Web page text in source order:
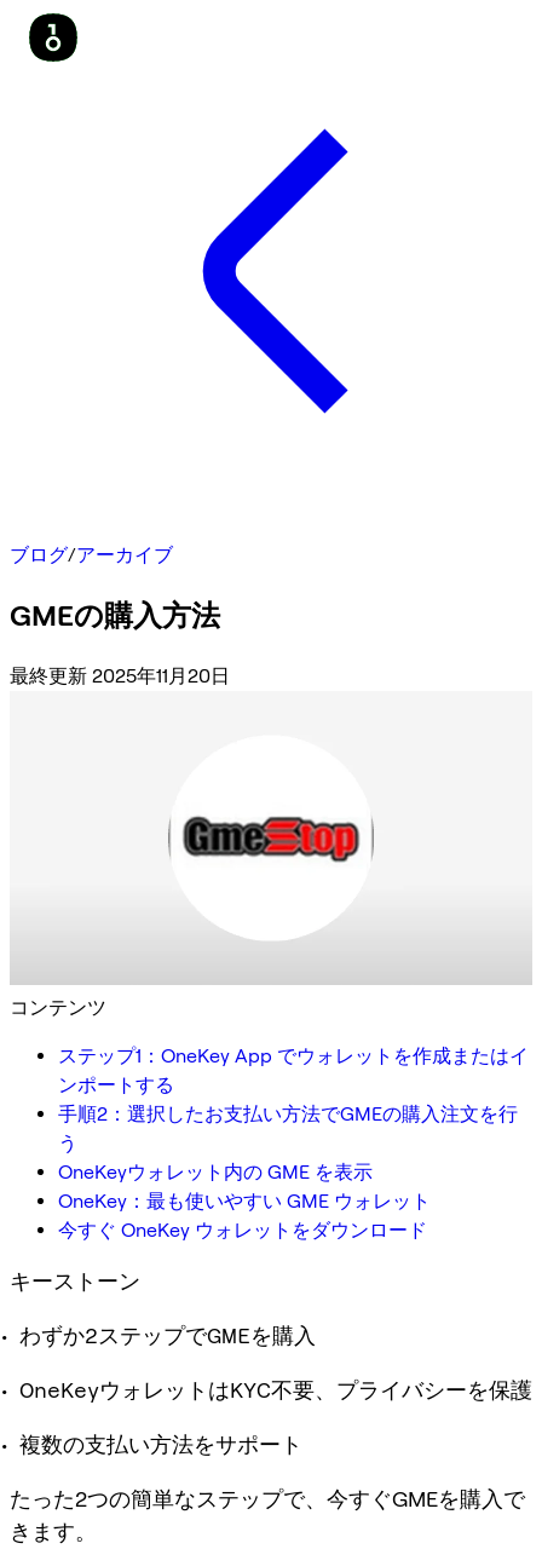
ブログ/アーカイブ
GMEの購入方法
最終更新 2025年11月20日
コンテンツ
ステップ1：OneKey App でウォレットを作成またはイ
ンポートする
手順2：選択したお支払い方法でGMEの購入注文を行
う
OneKeyウォレット内の GME を表示
OneKey：最も使いやすい GME ウォレット
今すぐ OneKey ウォレットをダウンロード
キーストーン
わずか2ステップでGMEを購入
OneKeyウォレットはKYC不要、プライバシーを保護
複数の支払い方法をサポート
たった2つの簡単なステップで、今すぐGMEを購入で
きます。